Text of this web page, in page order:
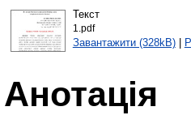
Текст
1.pdf
Завантажити (328kB)|
Анотація